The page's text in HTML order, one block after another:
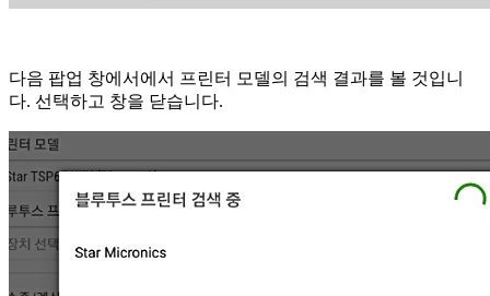
다음 팝업 창에서에서 프린터 모델의 검색 결과를 볼 것입니
다. 선택하고 창을 닫습니다.